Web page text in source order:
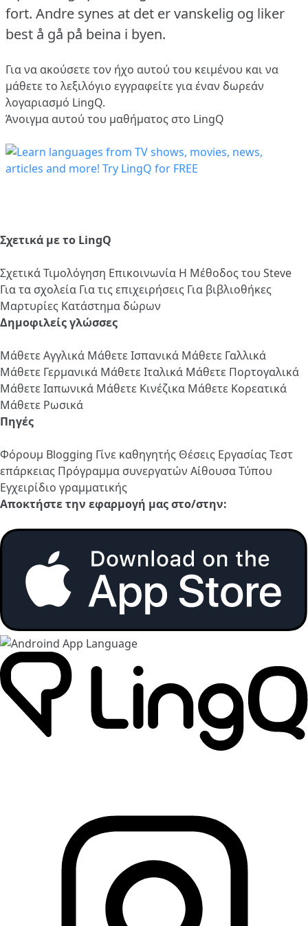
fort. Andre synes at det er vanskelig og liker
best å gå på beina i byen.
Για να ακούσετε τον ήχο αυτού του κειμένου και να
μάθετε το λεξιλόγιο εγγραφείτε για έναν δωρεάν
λογαριασμό LingQ.
Άνοιγμα αυτού του μαθήματος στο LingQ
Σχετικά με το LingQ
ΣχετικάΤιμολόγηση Επικοινωνία Η Μέθοδος του Steve
Για τα σχολεία Για τις επιχειρήσεις Για βιβλιοθήκες
Μαρτυρίες Κατάστημα δώρων
Δημοφιλείς γλώσσες
Μάθετε Αγγλικά Μάθετε Ισπανικά Μάθετε Γαλλικά
Μάθετε Γερμανικά Μάθετε Ιταλικά Μάθετε Πορτογαλικά
Μάθετε Ιαπωνικά Μάθετε Κινέζικα Μάθετε Κορεατικά
Μάθετε Ρωσικά
Πηγές
Φόρουμ Blogging Γίνε καθηγητής Θέσεις ΕργασίαςΤεστ
επάρκειας Πρόγραμμα συνεργατών Αίθουσα Τύπου
Εγχειρίδιο γραμματικής
Αποκτήστε την εφαρμογή μας στο/στην: